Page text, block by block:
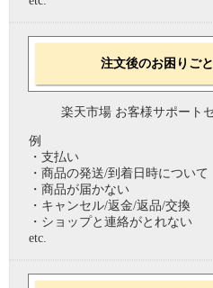
注文後のお困りご
楽天市場 お客様サポート
例
・支払い
・商品の発送/到着日時について
・商品が届かない
・キャンセル/返金/返品/交換
・ショップと連絡がとれない
etc.